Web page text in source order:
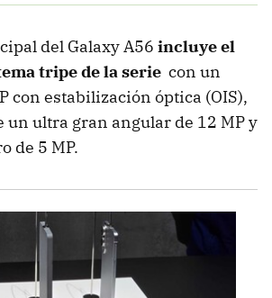
del Galaxy A56 incluye el
tripe de la serie con un
con estabilización óptica (OIS),
un ultra gran angular de 12 MP y
de 5 MP.